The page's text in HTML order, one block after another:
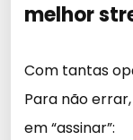
melhor
Com tantas
Para não
em “assinar”: